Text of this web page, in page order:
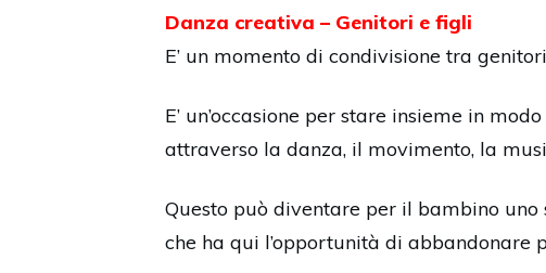
Danza creativa – Genitori e figli
E’ un momento di condivisione tra
E’ un’occasione per stare insieme in
attraverso la danza, il movimento, la
Questo può diventare per il bambino
che ha qui l’opportunità di